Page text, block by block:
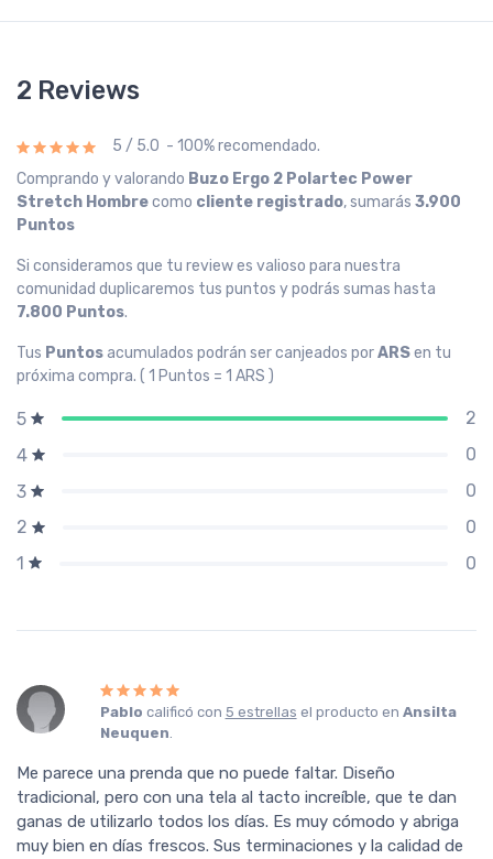
2 Reviews
5 / 5.0 - 100% recomendado.
Comprando y valorando Buzo Ergo 2 Polartec Power
Stretch Hombrecomo cliente registrado, sumarás 3.900
Puntos
Si consideramos que tu review es valioso para nuestra
comunidad duplicaremos tus puntos y podrás sumas hasta
7.800 Puntos.
Tus Puntosacumulados podrán ser canjeados porARSen tu
próxima compra. ( 1 Puntos = 1 ARS )
5
2
4
0
3
0
2
0
1
0
Pablo calificó con 5 estrellas el producto en Ansilta
Neuquen.
Me parece una prenda que no puede faltar. Diseño
tradicional, pero con una tela al tacto increíble, que te dan
ganas de utilizarlo todos los días. Es muy cómodo y abriga
muy bien en días frescos. Sus terminaciones y la calidad de